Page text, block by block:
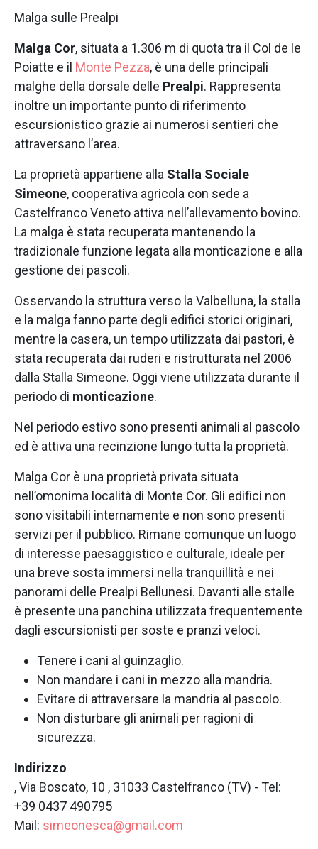
Malga sulle Prealpi
Malga Cor, situata a 1.306 m di quota tra il Col de le
Poiatte e il Monte Pezza, è una delle principali
malghe della dorsale delle Prealpi. Rappresenta
inoltre un importante punto di riferimento
escursionistico grazie ai numerosi sentieri che
attraversano l’area.
La proprietà appartiene alla Stalla Sociale
Simeone, cooperativa agricola con sede a
Castelfranco Veneto attiva nell’allevamento bovino.
La malga è stata recuperata mantenendo la
tradizionale funzione legata alla monticazione e alla
gestione dei pascoli.
Osservando la struttura verso la Valbelluna, la stalla
e la malga fanno parte degli edifici storici originari,
mentre la casera, un tempo utilizzata dai pastori, è
stata recuperata dai ruderi e ristrutturata nel 2006
dalla Stalla Simeone. Oggi viene utilizzata durante il
periodo di monticazione.
Nel periodo estivo sono presenti animali al pascolo
ed è attiva una recinzione lungo tutta la proprietà.
Malga Cor è una proprietà privata situata
nell’omonima località di Monte Cor. Gli edifici non
sono visitabili internamente e non sono presenti
servizi per il pubblico. Rimane comunque un luogo
di interesse paesaggistico e culturale, ideale per
una breve sosta immersi nella tranquillità e nei
panorami delle Prealpi Bellunesi. Davanti alle stalle
è presente una panchina utilizzata frequentemente
dagli escursionisti per soste e pranzi veloci.
Tenere i cani al guinzaglio.
Non mandare i cani in mezzo alla mandria.
Evitare di attraversare la mandria al pascolo.
Non disturbare gli animali per ragioni di
sicurezza.
Indirizzo
, Via Boscato, 10 , 31033 Castelfranco (TV) - Tel:
+39 0437 490795
Mail: simeonesca@gmail.com